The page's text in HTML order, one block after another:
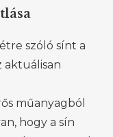
szóló sínt a
aktuálisan
műanyagból
hogy a sín